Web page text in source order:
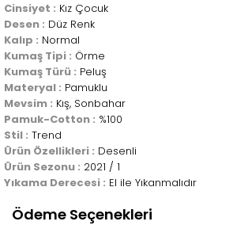
Cinsiyet : Kız Çocuk
Desen : Düz Renk
Kalıp : Normal
Kumaş Tipi : Örme
Kumaş Türü : Peluş
Materyal : Pamuklu
Mevsim : Kış, Sonbahar
Pamuk-Cotton : %100
Stil : Trend
Ürün Özellikleri : Desenli
Ürün Sezonu : 2021 / 1
Yıkama Derecesi : El ile Yıkanmalıdır
Ödeme Seçenekleri